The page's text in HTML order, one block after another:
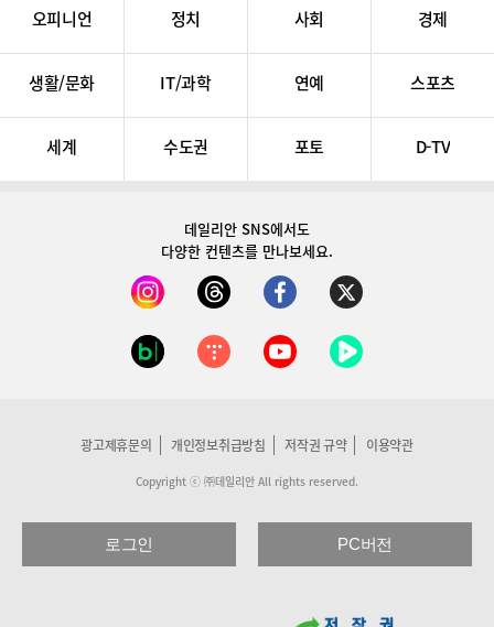
오피니언 정치 사회 경제
생활/문화 IT/과학 연예 스포츠
세계 수도권 포토 D-TV
데일리안 SNS에서도
다양한 컨텐츠를 만나보세요.
광고제휴문의 개인정보취급방침 저작권 규약 이용약관
Copyright ⓒ ㈜데일리안 All rights reserved.
로그인 PC버전